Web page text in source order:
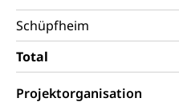
Schüpfheim
Total
Projektorganisation
Ambulant vor stationär,
AHV / IV
Altersrente,
Sozialversicherung,